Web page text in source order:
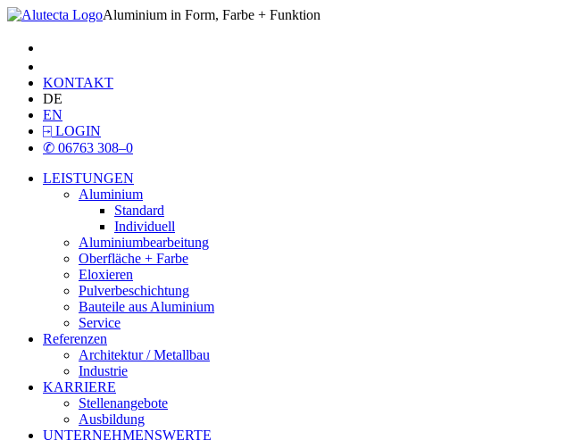
Aluminium in Form, Farbe + Funktion
KONTAKT
DE
EN
⍈ LOGIN
✆ 06763 308–0
LEISTUNGEN
Aluminium
Standard
Individuell
Aluminiumbearbeitung
Oberfläche + Farbe
Eloxieren
Pulverbeschichtung
Bauteile aus Aluminium
Service
Referenzen
Architektur / Metallbau
Industrie
KARRIERE
Stellenangebote
Ausbildung
UNTERNEHMENSWERTE